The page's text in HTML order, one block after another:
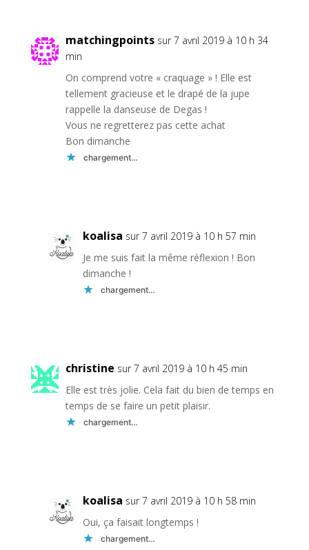
matchingpoints sur 7 avril 2019 à 10 h 34
min
On comprend votre « craquage » ! Elle est
tellement gracieuse et le drapé de la jupe
rappelle la danseuse de Degas !
Vous ne regretterez pas cette achat
Bon dimanche
chargement…
koalisa sur 7 avril 2019 à 10 h 57 min
Je me suis fait la même réflexion ! Bon
dimanche !
chargement…
christine sur 7 avril 2019 à 10 h 45 min
Elle est très jolie. Cela fait du bien de temps en
temps de se faire un petit plaisir.
chargement…
koalisa sur 7 avril 2019 à 10 h 58 min
Oui, ça faisait longtemps !
chargement…